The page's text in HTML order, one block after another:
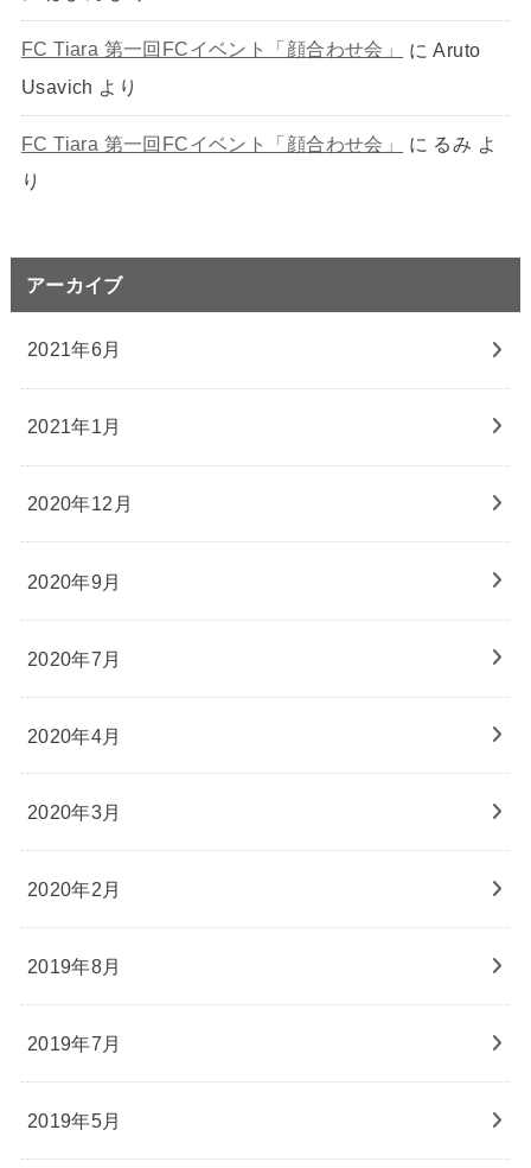
FC Tiara 第一回FCイベント「顔合わせ会」 に Aruto
Usavich より
FC Tiara 第一回FCイベント「顔合わせ会」 に るみ よ
り
アーカイブ
2021年6月
2021年1月
2020年12月
2020年9月
2020年7月
2020年4月
2020年3月
2020年2月
2019年8月
2019年7月
2019年5月